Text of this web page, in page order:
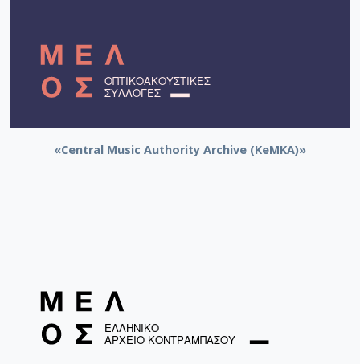
«Central Music Authority Archive (KeMKA)»